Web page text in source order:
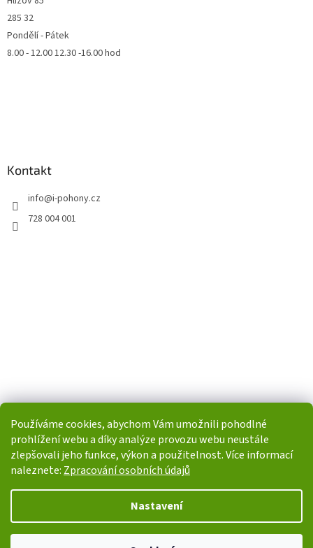
Používáme cookies, abychom Vám umožnili pohodlné
prohlížení webu a díky analýze provozu webu neustále
zlepšovali jeho funkce, výkon a použitelnost. Více informací
naleznete: Zpracování osobních údajů
Nastavení
285 32
Pondělí - Pátek
8.00 - 12.00 12.30 -16.00 hod
Kontakt
info@i-pohony.cz
728 004 001
Copyright 2026i-POHONY.cz. Všechna práva vyhrazena.Upravit